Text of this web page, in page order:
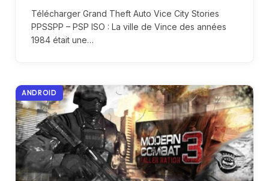
Télécharger Grand Theft Auto Vice City Stories
PPSSPP – PSP ISO : La ville de Vince des années
1984 était une…
ANDROID